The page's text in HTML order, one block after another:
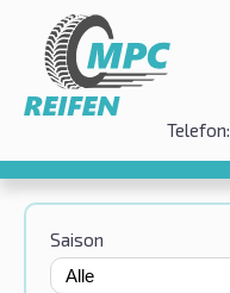
Saison